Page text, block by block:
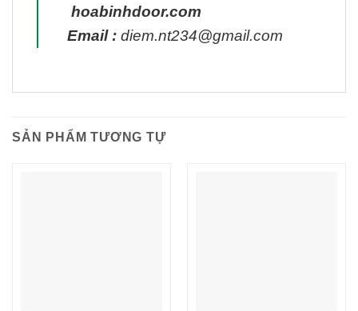
hoabinhdoor.com
Email : diem.nt234@gmail.com
SẢN PHẨM TƯƠNG TỰ